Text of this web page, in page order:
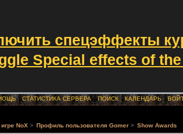
спецэффекты
Special effects of
СТАТИСТИКА СЕРВЕРА ПОИСК КАЛЕНДАРЬ
NoX > Профиль пользователя Gomer > Show Awards